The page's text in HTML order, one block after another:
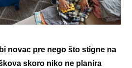
novac pre nego što stigne na
skoro niko ne planira